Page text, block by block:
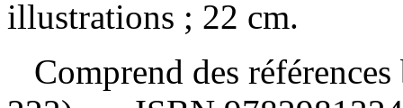
illustrations ; 22 cm.
Comprend des